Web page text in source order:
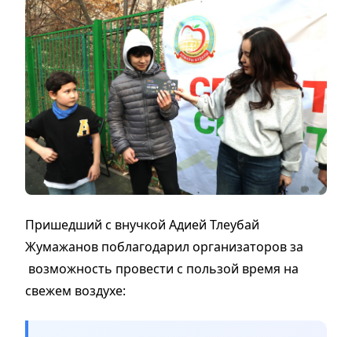
Пришедший с внучкой Адией Тлеубай
Жумажанов поблагодарил организаторов за
возможность провести с пользой время на
свежем воздухе: